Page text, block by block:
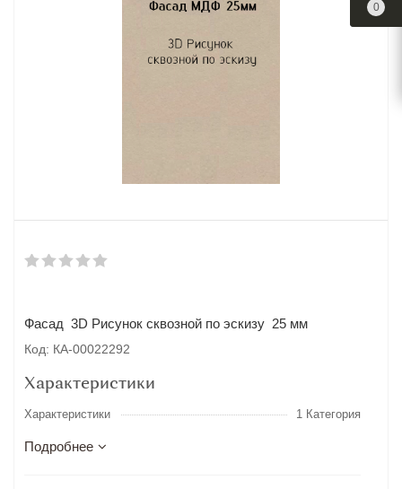
Фасад 3D Рисунок сквозной по эскизу 25 мм
Код: КА-00022292
Характеристики
Характеристики 1 Категория
Подробнее
0